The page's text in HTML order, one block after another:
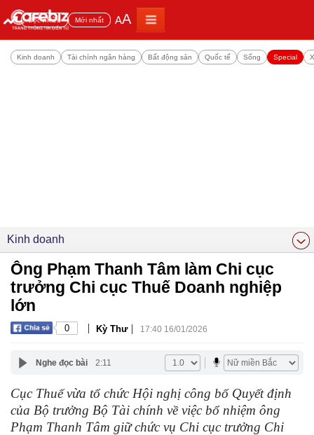
Đọc nhiều Mới nhất AA
Kinh doanh Tài chính ngân hàng Bất động sản Quốc tế Sống Special
Kinh doanh
Ông Phạm Thanh Tâm làm Chi cục
trưởng Chi cục Thuế Doanh nghiệp
lớn
0 | Kỳ Thư | 17:40 16/01/2026
Nghe đọc bài 2:11
Cục Thuế vừa tổ chức Hội nghị công bố Quyết định
của Bộ trưởng Bộ Tài chính về việc bổ nhiệm ông
Phạm Thanh Tâm giữ chức vụ Chi cục trưởng Chi